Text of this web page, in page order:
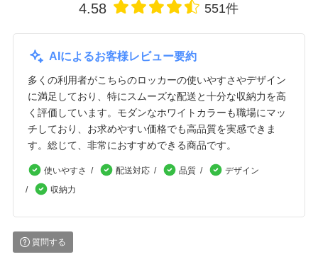
4.58 551件
AIによるお客様レビュー要約
多くの利用者がこちらのロッカーの使いやすさやデザイン
に満足しており、特にスムーズな配送と十分な収納力を高
く評価しています。モダンなホワイトカラーも職場にマッ
チしており、お求めやすい価格でも高品質を実感できま
す。総じて、非常におすすめできる商品です。
使いやすさ 配送対応 品質
デザイン
収納力
質問する